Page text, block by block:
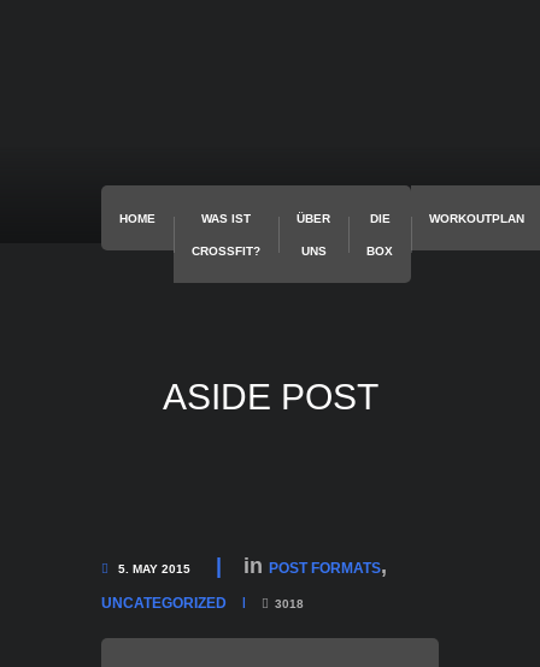
HOME WAS IST
CROSSFIT?
ÜBER
UNS
DIE
BOX
WORKOUTPLAN
ASIDE POST
5. MAY 2015 in POST FORMATS,
UNCATEGORIZED 3018